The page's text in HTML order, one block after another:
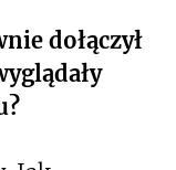
dołączył